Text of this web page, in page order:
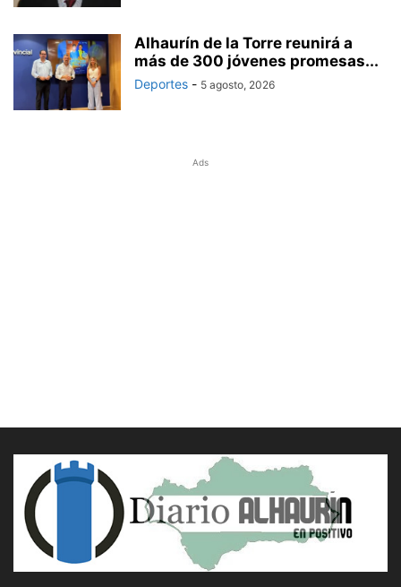
Alhaurín de la Torre reunirá a
más de 300 jóvenes promesas...
Deportes - 5 agosto, 2026
Ads